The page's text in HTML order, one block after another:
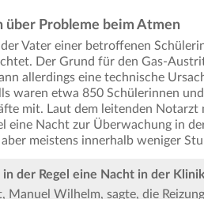
über Probleme beim Atmen
Vater einer betroffenen
Der Grund für den Gas-
allerdings eine technische
waren etwa 850 Schülerinnen
mit. Laut dem leitenden Notarzt
eine Nacht zur Überwachung in
meistens innerhalb weniger
der Regel eine Nacht in der Klinik
Manuel Wilhelm, sagte, die